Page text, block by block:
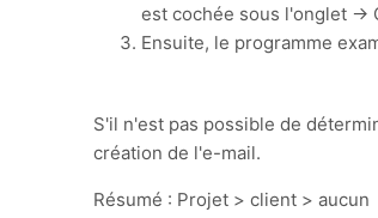
est cochée sous l'onglet ->
Ensuite, le programme
S'il n'est pas possible de
création de l'e-mail.
Résumé : Projet > client > aucun